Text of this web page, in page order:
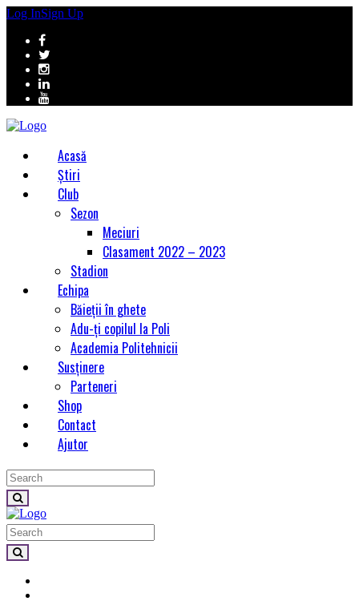
Log InSign Up
Acasă
Știri
Club
Sezon
Meciuri
Clasament 2022 – 2023
Stadion
Echipa
Băieții în ghete
Adu-ți copilul la Poli
Academia Politehnicii
Susținere
Parteneri
Shop
Contact
Ajutor